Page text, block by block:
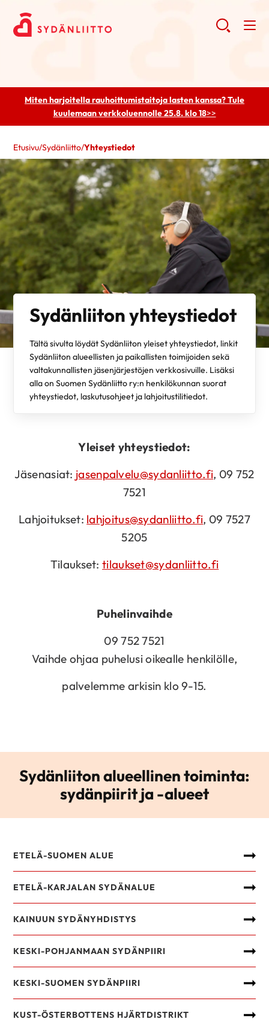
Miten harjoitella rauhoittumistaitoja lasten kanssa? Tule
kuulemaanverkkoluennolle 25.8. klo 18>>
Etusivu/Sydänliitto/Yhteystiedot
Sydänliiton yhteystiedot
Tältä sivulta löydät Sydänliiton yleiset yhteystiedot, linkit
Sydänliiton alueellisten ja paikallisten toimijoiden sekä
valtakunnallisten jäsenjärjestöjen verkkosivuille. Lisäksi
alla on Suomen Sydänliitto ry:n henkilökunnan suorat
yhteystiedot, laskutusohjeet ja lahjoitustilitiedot.
Yleiset yhteystiedot:
Jäsenasiat: jasenpalvelu@sydanliitto.fi, 09 752
7521
Lahjoitukset: lahjoitus@sydanliitto.fi, 09 7527
5205
Tilaukset:tilaukset@sydanliitto.fi
Puhelinvaihde
09 752 7521
Vaihde ohjaa puhelusi oikealle henkilölle,
palvelemme arkisin klo 9-15.
Sydänliiton alueellinen toiminta:
sydänpiirit ja -alueet
ETELÄ-SUOMEN ALUE
ETELÄ-KARJALAN SYDÄNALUE
KAINUUN SYDÄNYHDISTYS
KESKI-POHJANMAAN SYDÄNPIIRI
KESKI-SUOMEN SYDÄNPIIRI
KUST-ÖSTERBOTTENS HJÄRTDISTRIKT